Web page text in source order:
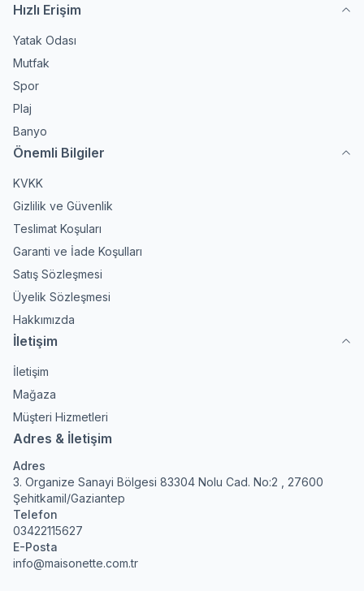
Hızlı Erişim
Yatak Odası
Mutfak
Spor
Plaj
Banyo
Önemli Bilgiler
KVKK
Gizlilik ve Güvenlik
Teslimat Koşuları
Garanti ve İade Koşulları
Satış Sözleşmesi
Üyelik Sözleşmesi
Hakkımızda
İletişim
İletişim
Mağaza
Müşteri Hizmetleri
Adres & İletişim
Adres
3. Organize Sanayi Bölgesi 83304 Nolu Cad. No:2 , 27600
Şehitkamil/Gaziantep
Telefon
03422115627
E-Posta
info@maisonette.com.tr